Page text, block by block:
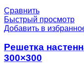
Сравнить
Быстрый просмотр
Добавить в
Решетка
300×300